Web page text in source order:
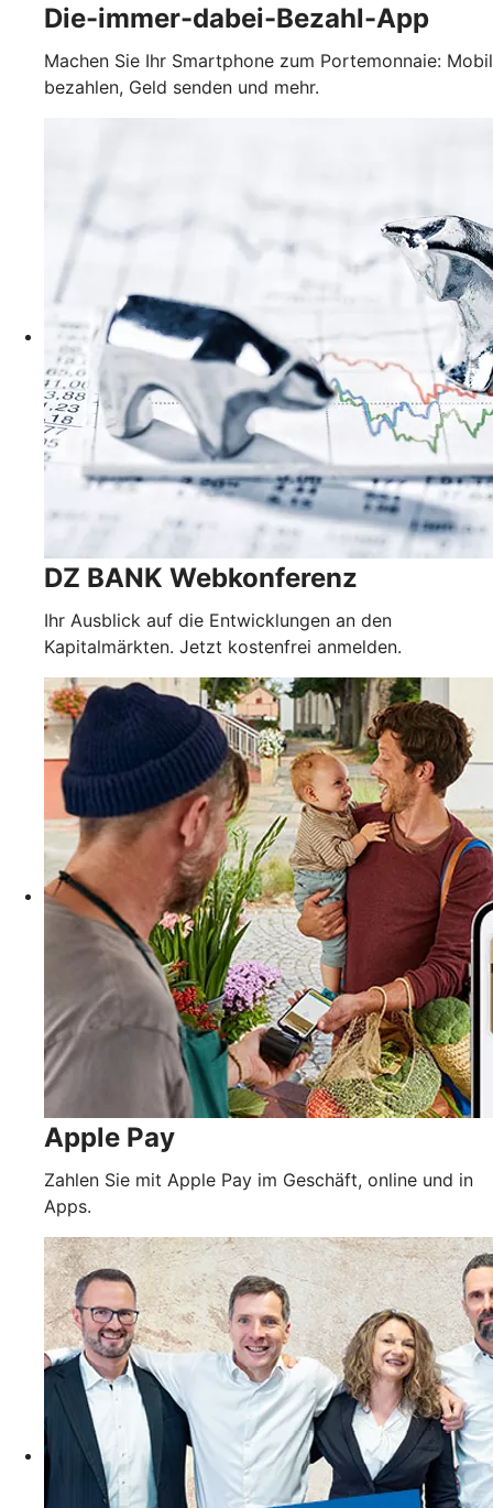
Die-immer-dabei-Bezahl-App
Machen Sie Ihr Smartphone zum Portemonnaie: Mobil
bezahlen, Geld senden und mehr.
DZ BANK Webkonferenz
Ihr Ausblick auf die Entwicklungen an den
Kapitalmärkten. Jetzt kostenfrei anmelden.
Apple Pay
Zahlen Sie mit Apple Pay im Geschäft, online und in
Apps.